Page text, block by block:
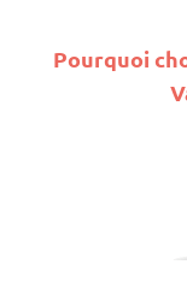
Pourquoi